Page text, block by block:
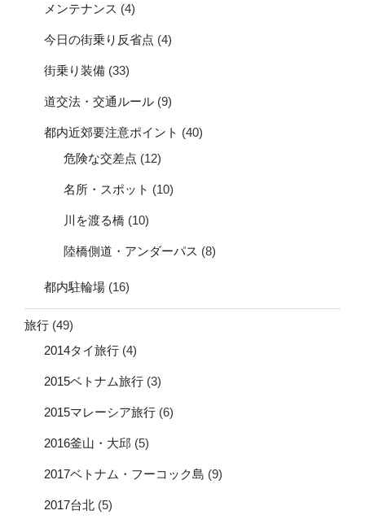
メンテナンス (4)
今日の街乗り反省点 (4)
街乗り装備 (33)
道交法・交通ルール (9)
都内近郊要注意ポイント (40)
危険な交差点 (12)
名所・スポット (10)
川を渡る橋 (10)
陸橋側道・アンダーパス (8)
都内駐輪場 (16)
旅行 (49)
2014タイ旅行 (4)
2015ベトナム旅行 (3)
2015マレーシア旅行 (6)
2016釜山・大邱 (5)
2017ベトナム・フーコック島 (9)
2017台北 (5)